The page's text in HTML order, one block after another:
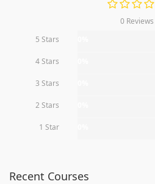
0 Reviews
5 Stars
4 Stars
3 Stars
2 Stars
1 Star
Recent Courses